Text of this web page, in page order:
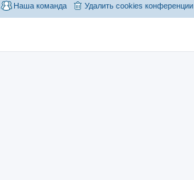
Удалить cookies конференции
Наша команда